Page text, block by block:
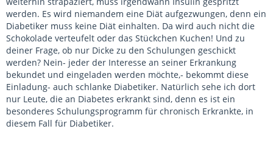
werden. Es wird niemandem eine Diät aufgezwungen, denn ein
Diabetiker muss keine Diät einhalten. Da wird auch nicht die
Schokolade verteufelt oder das Stückchen Kuchen! Und zu
deiner Frage, ob nur Dicke zu den Schulungen geschickt
werden? Nein- jeder der Interesse an seiner Erkrankung
bekundet und eingeladen werden möchte,- bekommt diese
Einladung- auch schlanke Diabetiker. Natürlich sehe ich dort
nur Leute, die an Diabetes erkrankt sind, denn es ist ein
besonderes Schulungsprogramm für chronisch Erkrankte, in
diesem Fall für Diabetiker.